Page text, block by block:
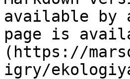
available by
page is
(https://
igry/